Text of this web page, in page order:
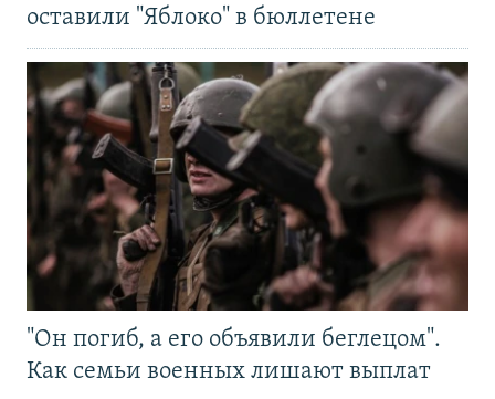
оставили "Яблоко" в бюллетене
"Он погиб, а его объявили беглецом".
Как семьи военных лишают выплат